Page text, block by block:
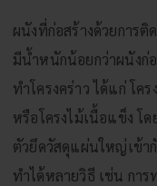
ผนังที่ก่อสร้างด้วยการ
มีน้ำหนักน้อยกว่าผนังก่
ทำโครงคร่าว ได้แก่ โค
หรือโครงไม้เนื้อแข็ง โ
ตัวยึดวัสดุแผ่นใหญ่เข้า
ทำได้หลายวิธี เช่น การ